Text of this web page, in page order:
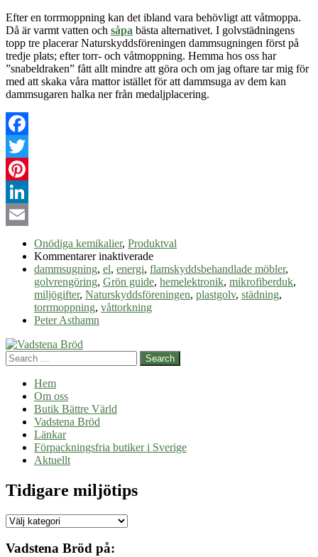
Efter en torrmoppning kan det ibland vara behövligt att våtmoppa.
Då är varmt vatten och såpa bästa alternativet. I golvstädningens
topp tre placerar Naturskyddsföreningen dammsugningen först på
tredje plats; efter torr- och våtmoppning. Hemma hos oss har
”snabeldraken” fått allt mindre att göra och om jag oftare tar mig för
med att skaka våra mattor istället för att dammsuga av dem kan
dammsugaren halka ner från medaljplacering.
Facebook
Twitter
Pinterest
LinkedIn
Onödiga kemikalier, Produktval
Kommentarer inaktiveradeför
Torrmoppning
av
golv
dammsugning, el, energi, flamskyddsbehandlade möbler,
golvrengöring, Grön guide, hemelektronik, mikrofiberduk,
miljögifter, Naturskyddsföreningen, plastgolv, städning,
torrmoppning, våttorkning
Peter Asthamn
Search
Hem
Om oss
Butik Bättre Värld
Vadstena Bröd
Länkar
Förpackningsfria butiker i Sverige
Aktuellt
Tidigare miljötips
Tidigare
Vadstena Bröd på: